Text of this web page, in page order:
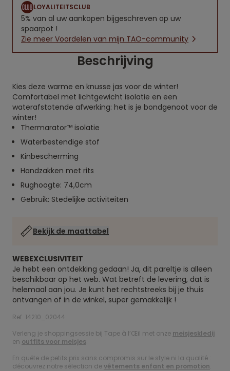
LOYALITEITSCLUB
5% van al uw aankopen bijgeschreven op uw
spaarpot !
Zie meer Voordelen van mijn TAO-community
Beschrijving
Kies deze warme en knusse jas voor de winter!
Comfortabel met lichtgewicht isolatie en een
waterafstotende afwerking: het is je bondgenoot voor de
winter!
Thermarator™ isolatie
Waterbestendige stof
Kinbescherming
Handzakken met rits
Rughoogte: 74,0cm
Gebruik: Stedelijke activiteiten
Bekijk de maattabel
WEBEXCLUSIVITEIT
Je hebt een ontdekking gedaan! Ja, dit pareltje is alleen
beschikbaar op het web. Wat betreft de levering, dat is
helemaal aan jou. Je kunt het rechtstreeks bij je thuis
ontvangen of in de winkel, super gemakkelijk !
Ref. 14210_02044
Verleng je shoppingsessie bij Tape à l’Œil met onze meisjeskledij
en outfits voor meisjes.
En quête de petits prix sans compromis sur le style ni la qualité :
découvrez notre sélection devêtements enfant en promotion.